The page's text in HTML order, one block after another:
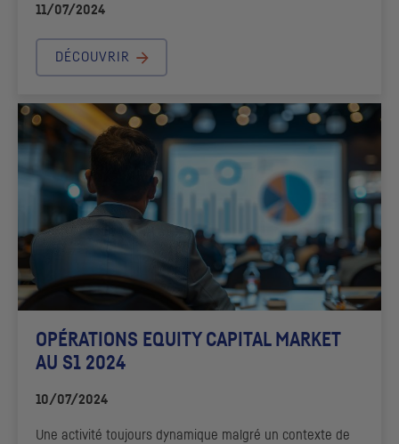
11/07/2024
DÉCOUVRIR
OPÉRATIONS EQUITY CAPITAL MARKET
AU S1 2024
10/07/2024
Une activité toujours dynamique malgré un contexte de